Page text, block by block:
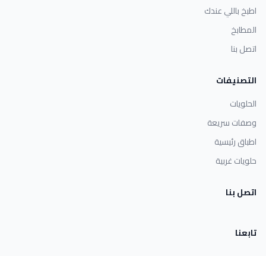
اطبخ باللي عندك
المطابخ
اتصل بنا
التصنيفات
الحلويات
وصفات سريعة
اطباق رئيسية
حلويات غربية
اتصل بنا
تابعنا